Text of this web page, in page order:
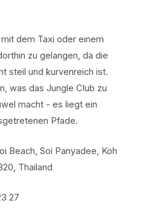
dem Taxi oder einem
zu gelangen, da die
steil und kurvenreich ist.
was das Jungle Club zu
macht - es liegt ein
Pfade.
Beach, Soi Panyadee, Koh
Thailand
27